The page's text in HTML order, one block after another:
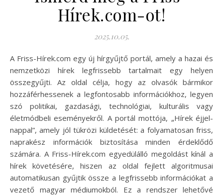
Hírek.com-ot!
2025.10.05.
A Friss-Hírek.com egy új hírgyűjtő portál, amely a hazai és
nemzetközi hírek legfrissebb tartalmait egy helyen
összegyűjti. Az oldal célja, hogy az olvasók bármikor
hozzáférhessenek a legfontosabb információkhoz, legyen
szó politikai, gazdasági, technológiai, kulturális vagy
életmódbeli eseményekről. A portál mottója, „Hírek éjjel-
nappal”, amely jól tükrözi küldetését: a folyamatosan friss,
naprakész információk biztosítása minden érdeklődő
számára. A Friss-Hírek.com egyedülálló megoldást kínál a
hírek követésére, hiszen az oldal fejlett algoritmusai
automatikusan gyűjtik össze a legfrissebb információkat a
vezető magyar médiumokból. Ez a rendszer lehetővé